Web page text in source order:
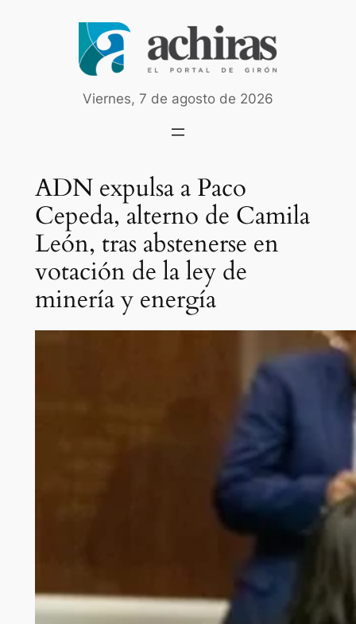
Viernes, 7 de agosto de 2026
ADN expulsa a Paco
Cepeda, alterno de Camila
León, tras abstenerse en
votación de la ley de
minería y energía